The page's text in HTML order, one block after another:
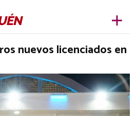
nuevos licenciados en